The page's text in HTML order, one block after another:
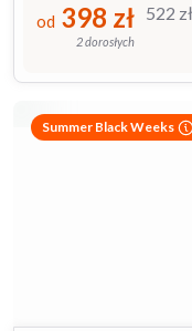
522 zł
od 398 zł
2 dorosłych
Summer Black Weeks